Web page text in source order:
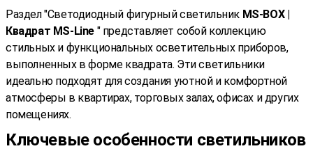
Раздел "Светодиодный фигурный светильник MS-BOX |
Квадрат MS-Line " представляет собой коллекцию
стильных и функциональных осветительных приборов,
выполненных в форме квадрата. Эти светильники
идеально подходят для создания уютной и комфортной
атмосферы в квартирах, торговых залах, офисах и других
помещениях.
Ключевые особенности светильников